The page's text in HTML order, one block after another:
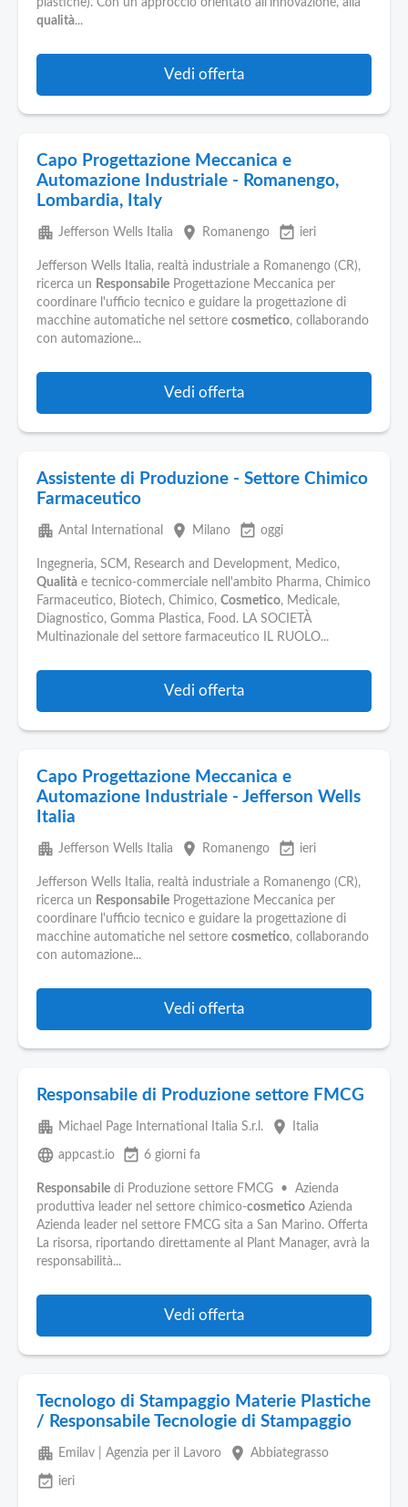
plastiche). Con un approccio orientato all'innovazione, alla
qualità...
Vedi offerta
Capo Progettazione Meccanica e
Automazione Industriale - Romanengo,
Lombardia, Italy
apartment Jefferson Wells Italia place Romanengo event_available ieri
Jefferson Wells Italia, realtà industriale a Romanengo (CR),
ricerca un Responsabile Progettazione Meccanica per
coordinare l'ufficio tecnico e guidare la progettazione di
macchine automatiche nel settore cosmetico, collaborando
con automazione...
Vedi offerta
Assistente di Produzione - Settore Chimico
Farmaceutico
apartment Antal International place Milano event_available oggi
Ingegneria, SCM, Research and Development, Medico,
Qualità e tecnico-commerciale nell'ambito Pharma, Chimico
Farmaceutico, Biotech, Chimico, Cosmetico, Medicale,
Diagnostico, Gomma Plastica, Food. LA SOCIETÀ
Multinazionale del settore farmaceutico IL RUOLO...
Vedi offerta
Capo Progettazione Meccanica e
Automazione Industriale - Jefferson Wells
Italia
apartment Jefferson Wells Italia place Romanengo event_available ieri
Jefferson Wells Italia, realtà industriale a Romanengo (CR),
ricerca un Responsabile Progettazione Meccanica per
coordinare l'ufficio tecnico e guidare la progettazione di
macchine automatiche nel settore cosmetico, collaborando
con automazione...
Vedi offerta
Responsabile di Produzione settore FMCG
apartment Michael Page International Italia S.r.l. place Italia
language appcast.io event_available 6 giorni fa
Responsabile di Produzione settore FMCG • Azienda
produttiva leader nel settore chimico-cosmetico Azienda
Azienda leader nel settore FMCG sita a San Marino. Offerta
La risorsa, riportando direttamente al Plant Manager, avrà la
responsabilità...
Vedi offerta
Tecnologo di Stampaggio Materie Plastiche
/ Responsabile Tecnologie di Stampaggio
apartment Emilav | Agenzia per il Lavoro place Abbiategrasso
event_available ieri